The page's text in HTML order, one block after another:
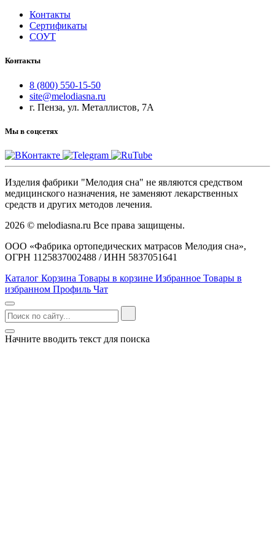
Контакты
Сертификаты
СОУТ
Контакты
8 (800) 550-15-50
site@melodiasna.ru
г. Пенза, ул. Металлистов, 7А
Мы в соцсетях
Изделия фабрики "Мелодия сна" не являются средством
медицинского назначения, не заменяют лекарственных
средств и других методов лечения.
2026 © melodiasna.ru Все права защищены.
ООО «Фабрика ортопедических матрасов Мелодия сна»,
ОГРН 1125837002488 / ИНН 5837051641
Каталог Корзина Товары в корзине Избранное Товары в
избранном Профиль Чат
Начните вводить текст для поиска